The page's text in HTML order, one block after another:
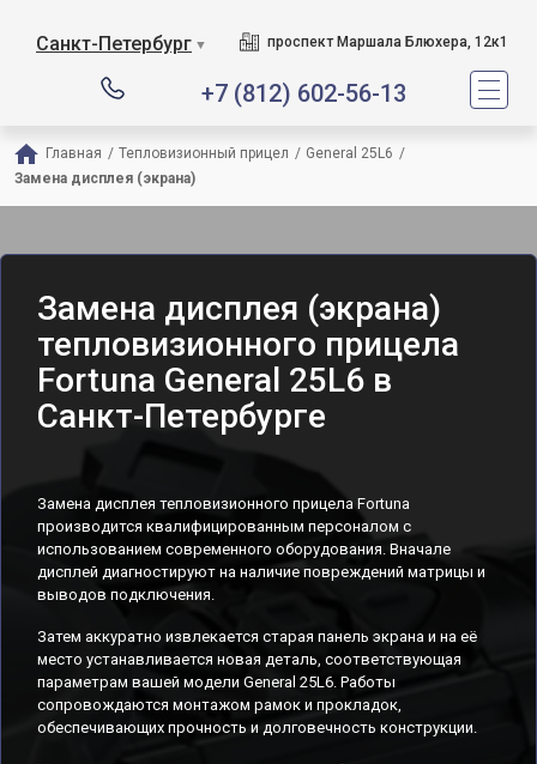
Санкт-Петербург ▼ проспект Маршала Блюхера, 12к1
+7 (812) 602-56-13
Главная / Тепловизионный прицел / General 25L6 /
Замена дисплея (экрана)
Замена дисплея (экрана)
тепловизионного прицела
Fortuna General 25L6 в
Санкт-Петербурге
Замена дисплея тепловизионного прицела Fortuna
производится квалифицированным персоналом с
использованием современного оборудования. Вначале
дисплей диагностируют на наличие повреждений матрицы и
выводов подключения.
Затем аккуратно извлекается старая панель экрана и на её
место устанавливается новая деталь, соответствующая
параметрам вашей модели General 25L6. Работы
сопровождаются монтажом рамок и прокладок,
обеспечивающих прочность и долговечность конструкции.